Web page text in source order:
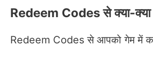
Redeem Codes से क्या-क्या
Redeem Codes से आपको गेम में